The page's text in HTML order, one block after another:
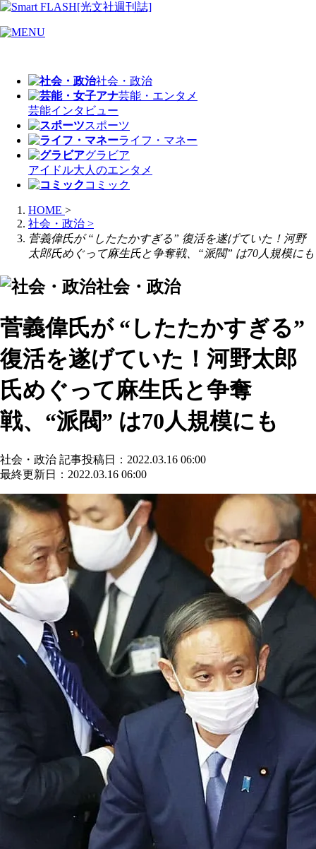
社会・政治
芸能・エンタメ
芸能インタビュー
スポーツ
ライフ・マネー
グラビア
アイドル大人のエンタメ
コミック
HOME >
社会・政治 >
菅義偉氏が “したたかすぎる” 復活を遂げていた！河野
太郎氏めぐって麻生氏と争奪戦、“派閥” は70人規模にも
社会・政治
菅義偉氏が “したたかすぎる”
復活を遂げていた！河野太郎
氏めぐって麻生氏と争奪
戦、“派閥” は70人規模にも
社会・政治 記事投稿日：2022.03.16 06:00
最終更新日：2022.03.16 06:00